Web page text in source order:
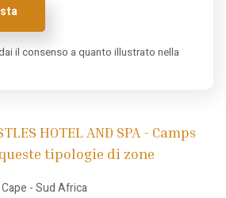
il consenso a quanto illustrato nella
HOTEL AND SPA - Camps
tipologie di zone
- Sud Africa